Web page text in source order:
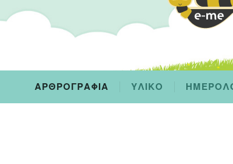
ΑΡΘΡΟΓΡΑΦΙΑ ΥΛΙΚΟ